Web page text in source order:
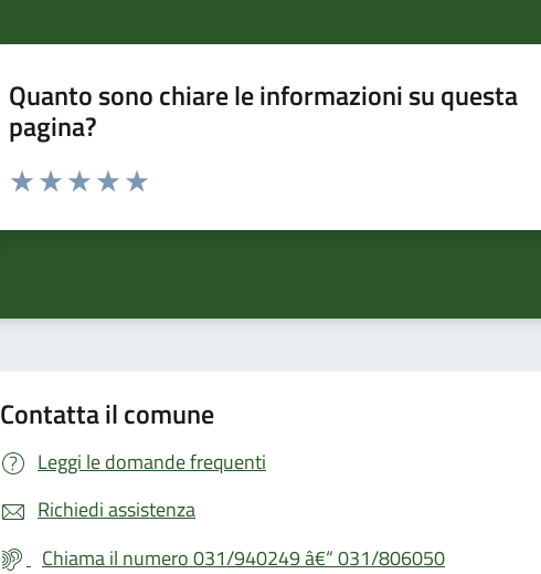
Quanto sono chiare le informazioni su questa
pagina?
Valuta da 1 a 5 stelle la pagina
Contatta il comune
Leggi le domande frequenti
Richiedi assistenza
Chiama il numero 031/940249 â€“ 031/806050